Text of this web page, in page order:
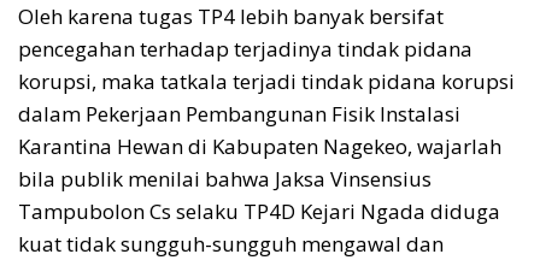
Oleh karena tugas TP4 lebih banyak bersifat
pencegahan terhadap terjadinya tindak pidana
korupsi, maka tatkala terjadi tindak pidana korupsi
dalam Pekerjaan Pembangunan Fisik Instalasi
Karantina Hewan di Kabupaten Nagekeo, wajarlah
bila publik menilai bahwa Jaksa Vinsensius
Tampubolon Cs selaku TP4D Kejari Ngada diduga
kuat tidak sungguh-sungguh mengawal dan